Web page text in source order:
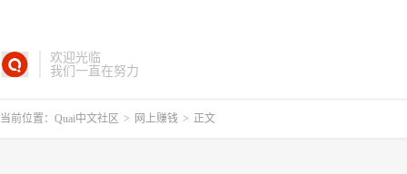
欢迎光临
我们一直在努力
当前位置： Quai中文社区 > 网上赚钱 > 正文